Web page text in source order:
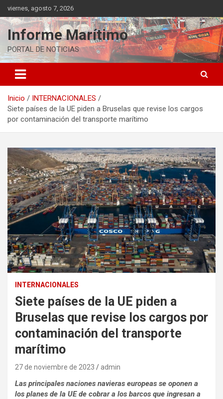
Saltar
al
contenido
viernes, agosto 7, 2026
Informe Marítimo
PORTAL DE NOTICIAS
Inicio
INTERNACIONALES
Siete países de la UE piden a Bruselas que revise los cargos
por contaminación del transporte marítimo
INTERNACIONALES
Siete países de la UE piden a
Bruselas que revise los cargos por
contaminación del transporte
marítimo
27 de noviembre de 2023 admin
Las principales naciones navieras europeas se oponen a
los planes de la UE de cobrar a los barcos que ingresan a